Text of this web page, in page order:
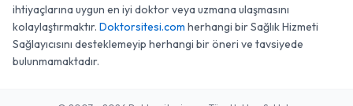
ihtiyaçlarına uygun en iyi doktor veya uzmana ulaşmasını
kolaylaştırmaktır. Doktorsitesi.com herhangi bir Sağlık Hizmeti
Sağlayıcısını desteklemeyip herhangi bir öneri ve tavsiyede
bulunmamaktadır.